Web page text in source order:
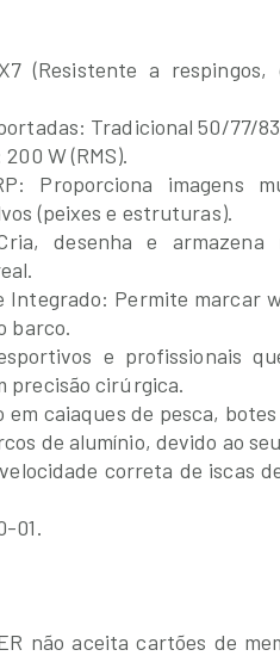
(Resistente a respingos,
Tradicional 50/77/
W (RMS).
Proporciona imagens
(peixes e estruturas).
desenha e armazena
Integrado: Permite marcar
barco.
e profissionais
precisão cirúrgica.
em caiaques de pesca,
de alumínio, devido ao
correta de iscas
01.
não aceita cartões de